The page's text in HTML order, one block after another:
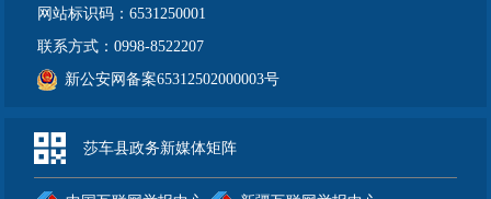
网站标识码：6531250001
联系方式：0998-8522207
新公安网备案65312502000003号
莎车县政务新媒体矩阵